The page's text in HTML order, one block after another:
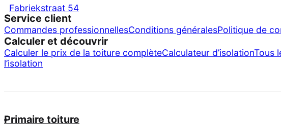
Fabriekstraat 54
Service client
Commandes professionnellesConditions généralesPolitique de
Calculer et découvrir
Calculer le prix de la toiture complèteCalculateur d’isolationTous
l’isolation
Primaire toiture